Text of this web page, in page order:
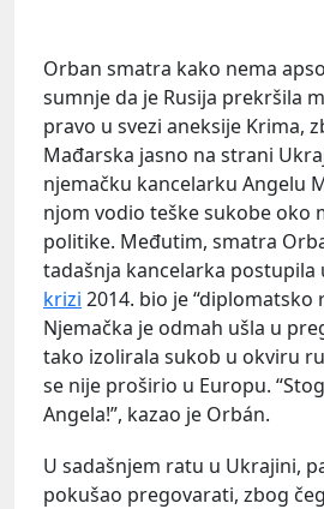
Orban smatra kako nema
sumnje da je Rusija prekršila
pravo u svezi aneksije Krima,
Mađarska jasno na strani
njemačku kancelarku Angelu
njom vodio teške sukobe oko
politike. Međutim, smatra
tadašnja kancelarka postupila
krizi 2014. bio je “diplomatsko
Njemačka je odmah ušla u
tako izolirala sukob u okviru
se nije proširio u Europu.
Angela!”, kazao je Orbán.
U sadašnjem ratu u Ukrajini,
pokušao pregovarati, zbog